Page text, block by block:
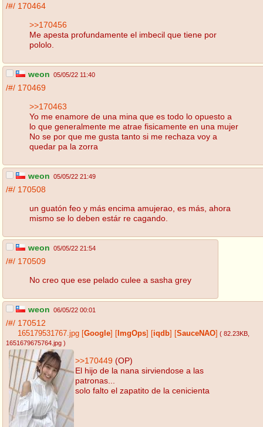
/#/ 170464
>>170456
Me apesta profundamente el imbecil que tiene por
pololo.
weon 05/05/22 11:40
/#/ 170469
>>170463
Yo me enamore de una mina que es todo lo opuesto a
lo que generalmente me atrae fisicamente en una mujer
No se por que me gusta tanto si me rechaza voy a
quedar pa la zorra
weon 05/05/22 21:49
/#/ 170508
un guatón feo y más encima amujerao, es más, ahora
mismo se lo deben estár re cagando.
weon 05/05/22 21:54
/#/ 170509
No creo que ese pelado culee a sasha grey
weon 06/05/22 00:01
/#/ 170512
165179531767.jpg Google ImgOps iqdb SauceNAO ( 82.23KB
1651679675764.jpg )
>>170449 (OP)
El hijo de la nana sirviendose a las
patronas...
solo falto el zapatito de la cenicienta